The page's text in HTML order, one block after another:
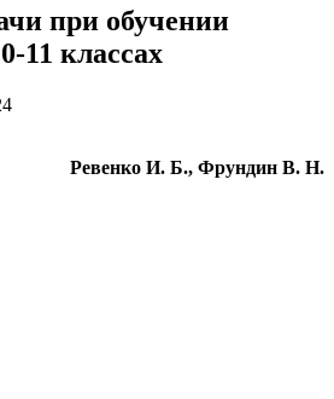
при обучении
11 классах
Ревенко И. Б., Фрундин В. Н.